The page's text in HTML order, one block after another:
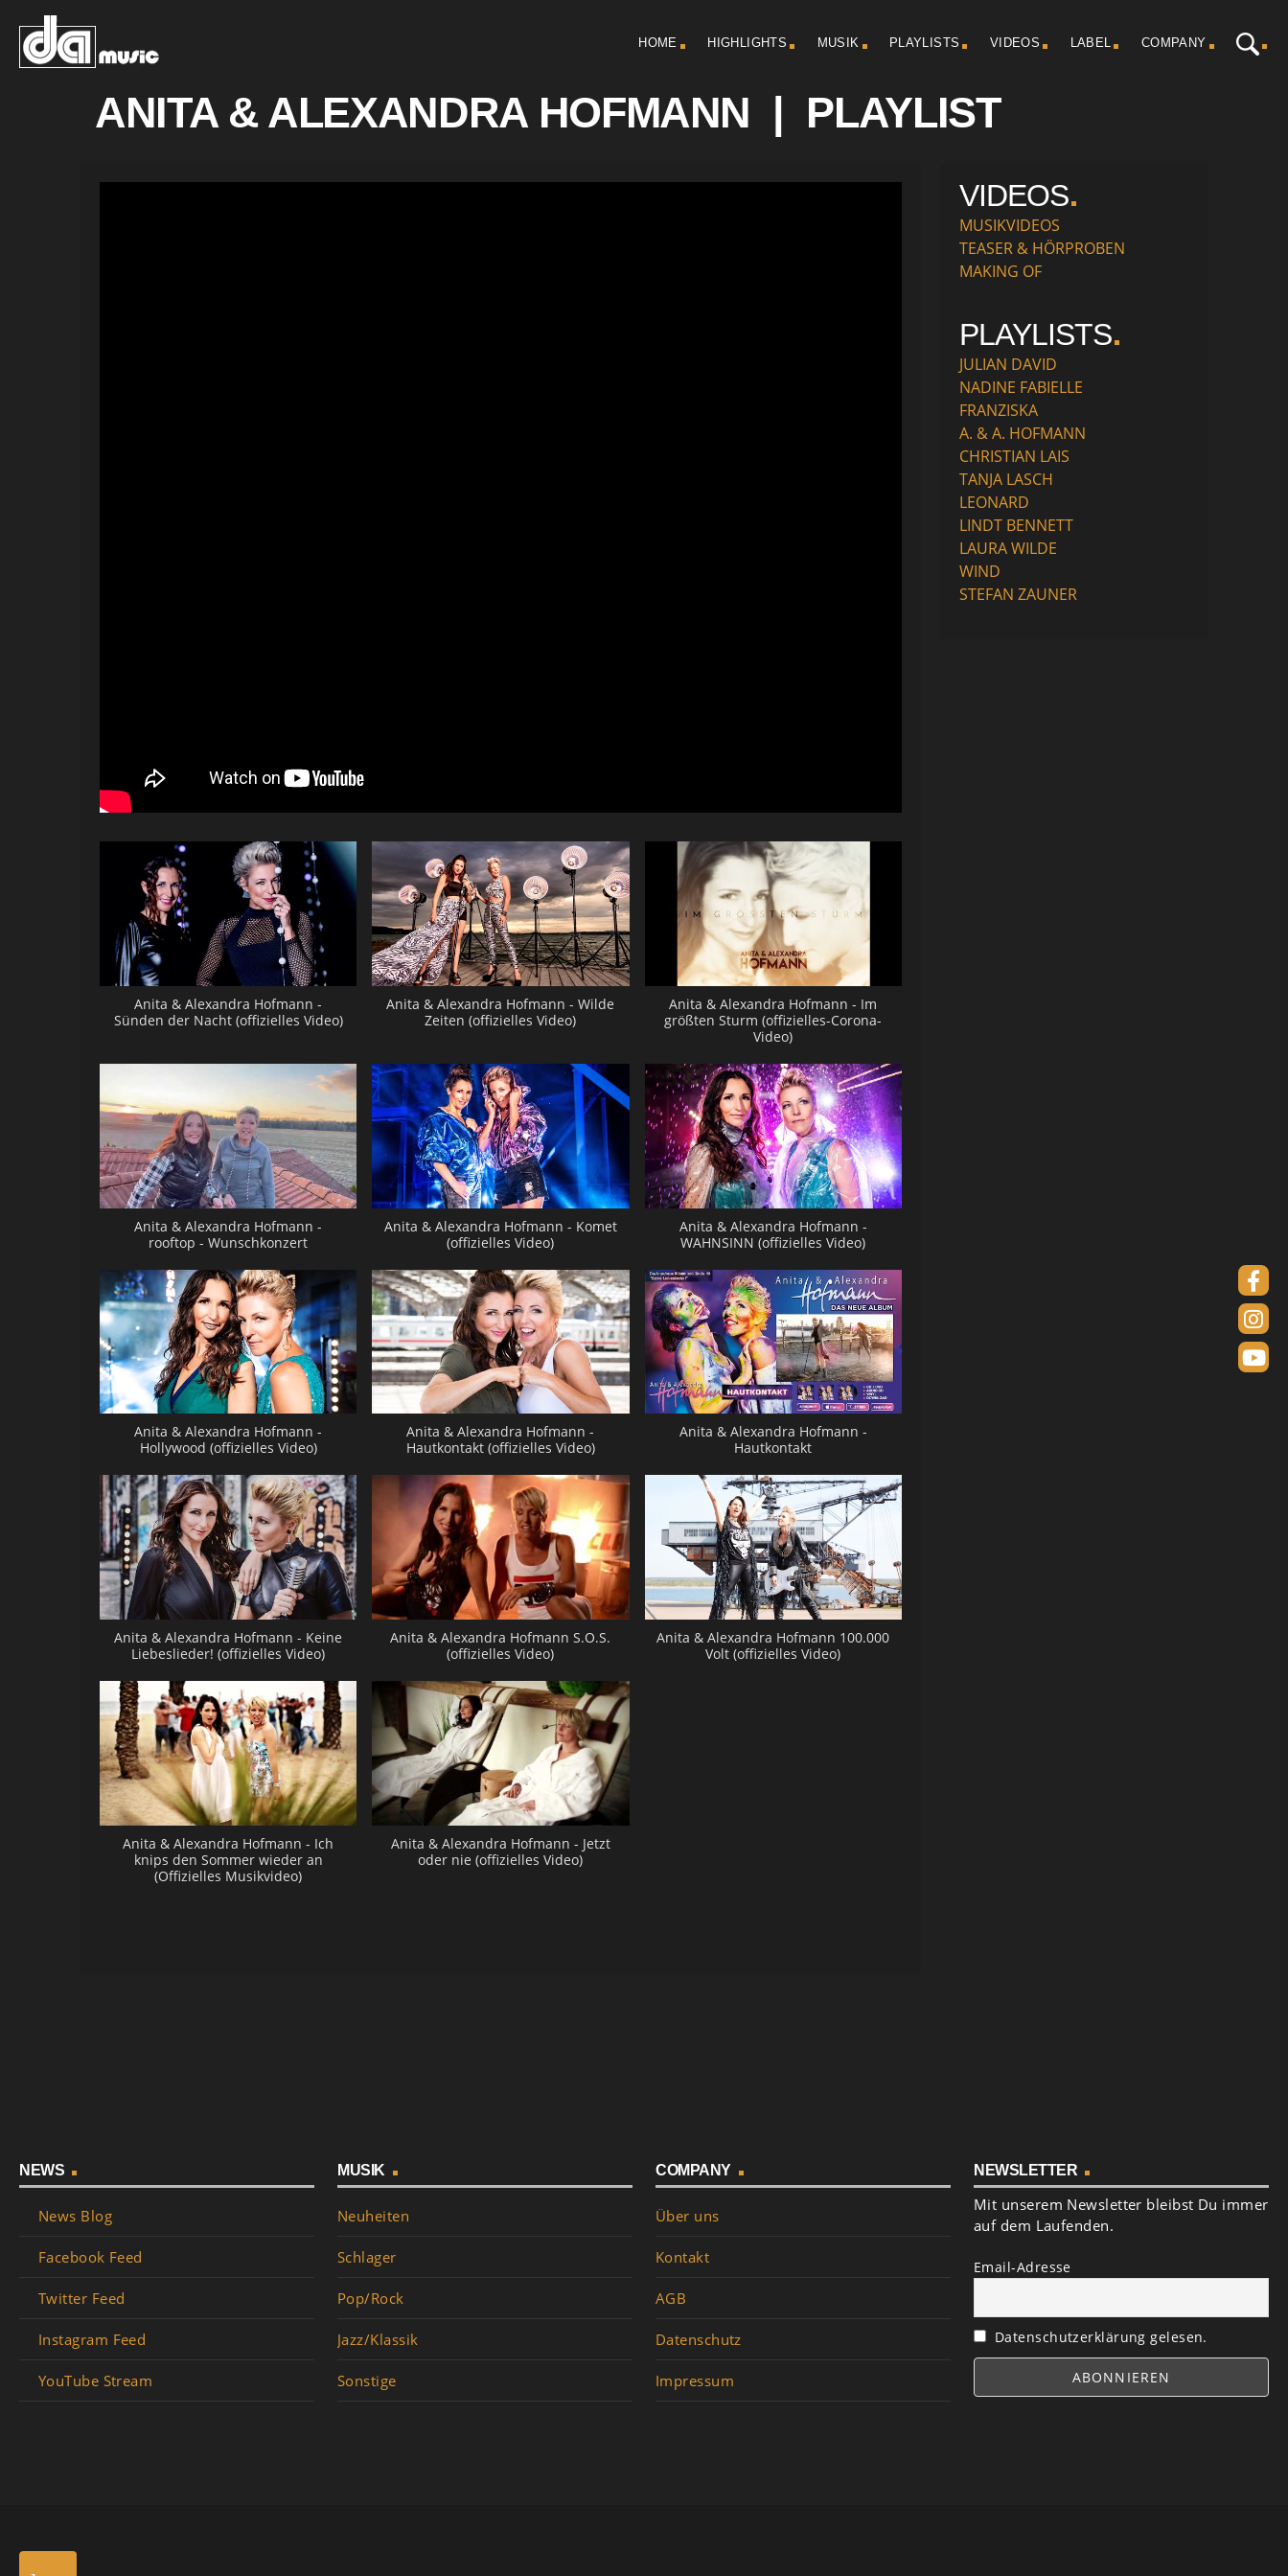
HOME HIGHLIGHTS MUSIK PLAYLISTS VIDEOS LABEL COMPANY
ANITA & ALEXANDRA HOFMANN | PLAYLIST
Anita & Alexandra Hofmann -
Sünden der Nacht (offizielles Video)
Anita & Alexandra Hofmann - Wilde
Zeiten (offizielles Video)
Anita & Alexandra Hofmann - Im
größten Sturm (offizielles-Corona-
Video)
Anita & Alexandra Hofmann -
rooftop - Wunschkonzert
Anita & Alexandra Hofmann - Komet
(offizielles Video)
Anita & Alexandra Hofmann -
WAHNSINN (offizielles Video)
Anita & Alexandra Hofmann -
Hollywood (offizielles Video)
Anita & Alexandra Hofmann -
Hautkontakt (offizielles Video)
Anita & Alexandra Hofmann -
Hautkontakt
Anita & Alexandra Hofmann - Keine
Liebeslieder! (offizielles Video)
Anita & Alexandra Hofmann S.O.S.
(offizielles Video)
Anita & Alexandra Hofmann 100.000
Volt (offizielles Video)
Anita & Alexandra Hofmann - Ich
knips den Sommer wieder an
(Offizielles Musikvideo)
Anita & Alexandra Hofmann - Jetzt
oder nie (offizielles Video)
VIDEOS
MUSIKVIDEOS
TEASER & HÖRPROBEN
MAKING OF
PLAYLISTS
JULIAN DAVID
NADINE FABIELLE
FRANZISKA
A. & A. HOFMANN
CHRISTIAN LAIS
TANJA LASCH
LEONARD
LINDT BENNETT
LAURA WILDE
WIND
STEFAN ZAUNER
NEWS
News Blog
Facebook Feed
Twitter Feed
Instagram Feed
YouTube Stream
MUSIK
Neuheiten
Schlager
Pop/Rock
Jazz/Klassik
Sonstige
COMPANY
Über uns
Kontakt
AGB
Datenschutz
Impressum
NEWSLETTER
Mit unserem Newsletter bleibst Du immer
auf dem Laufenden.
Email-Adresse
Datenschutzerklärung gelesen.